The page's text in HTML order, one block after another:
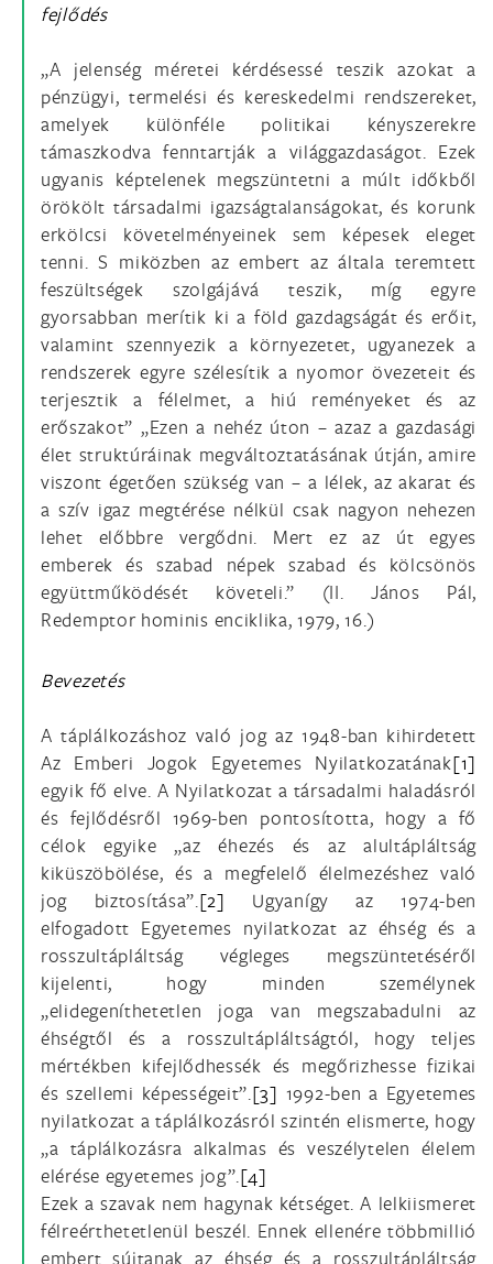
fejlődés
„A jelenség méretei kérdésessé teszik azokat a
pénzügyi, termelési és kereskedelmi rendszereket,
amelyek különféle politikai kényszerekre
támaszkodva fenntartják a világgazdaságot. Ezek
ugyanis képtelenek megszüntetni a múlt időkből
örökölt társadalmi igazságtalanságokat, és korunk
erkölcsi követelményeinek sem képesek eleget
tenni. S miközben az embert az általa teremtett
feszültségek szolgájává teszik, míg egyre
gyorsabban merítik ki a föld gazdagságát és erőit,
valamint szennyezik a környezetet, ugyanezek a
rendszerek egyre szélesítik a nyomor övezeteit és
terjesztik a félelmet, a hiú reményeket és az
erőszakot” „Ezen a nehéz úton – azaz a gazdasági
élet struktúráinak megváltoztatásának útján, amire
viszont égetően szükség van – a lélek, az akarat és
a szív igaz megtérése nélkül csak nagyon nehezen
lehet előbbre vergődni. Mert ez az út egyes
emberek és szabad népek szabad és kölcsönös
együttműködését követeli.” (II. János Pál,
Redemptor hominis enciklika, 1979, 16.)
Bevezetés
A táplálkozáshoz való jog az 1948-ban kihirdetett
Az Emberi Jogok Egyetemes Nyilatkozatának[1]
egyik fő elve. A Nyilatkozat a társadalmi haladásról
és fejlődésről 1969-ben pontosította, hogy a fő
célok egyike „az éhezés és az alultápláltság
kiküszöbölése, és a megfelelő élelmezéshez való
jog biztosítása”.[2] Ugyanígy az 1974-ben
elfogadott Egyetemes nyilatkozat az éhség és a
rosszultápláltság végleges megszüntetéséről
kijelenti, hogy minden személynek
„elidegeníthetetlen joga van megszabadulni az
éhségtől és a rosszultápláltságtól, hogy teljes
mértékben kifejlődhessék és megőrizhesse fizikai
és szellemi képességeit”.[3] 1992-ben a Egyetemes
nyilatkozat a táplálkozásról szintén elismerte, hogy
„a táplálkozásra alkalmas és veszélytelen élelem
elérése egyetemes jog”.[4]
Ezek a szavak nem hagynak kétséget. A lelkiismeret
félreérthetetlenül beszél. Ennek ellenére többmillió
embert sújtanak az éhség és a rosszultápláltság